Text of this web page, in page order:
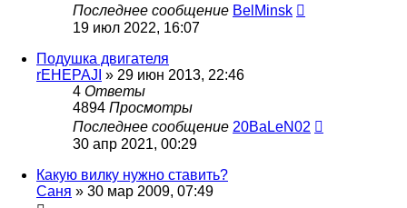
Последнее сообщение BelMinsk
19 июл 2022, 16:07
Подушка двигателя
rEHEPAJI » 29 июн 2013, 22:46
4 Ответы
4894 Просмотры
Последнее сообщение 20BaLeN02
30 апр 2021, 00:29
Какую вилку нужно ставить?
Саня » 30 мар 2009, 07:49